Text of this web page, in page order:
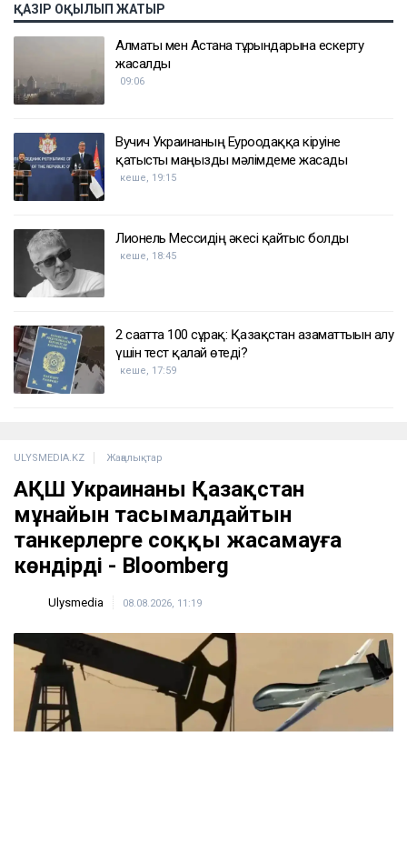
ҚАЗІР ОҚЫЛЫП ЖАТЫР
Алматы мен Астана тұрғындарына ескерту
жасалды
09:06
Вучич Украинаның Еуроодаққа кіруіне
қатысты маңызды мәлімдеме жасады
кеше, 19:15
Лионель Мессидің әкесі қайтыс болды
кеше, 18:45
2 сағатта 100 сұрақ: Қазақстан азаматтығын алу
үшін тест қалай өтеді?
кеше, 17:59
ULYSMEDIA.KZ Жаңалықтар
АҚШ Украинаны Қазақстан
мұнайын тасымалдайтын
танкерлерге соққы жасамауға
көндірді - Bloomberg
Ulysmedia 08.08.2026, 11:19